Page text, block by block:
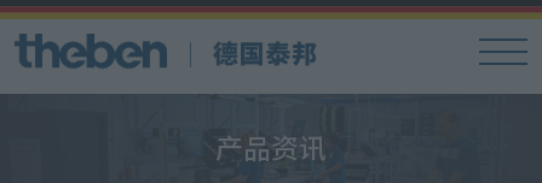
产品资讯